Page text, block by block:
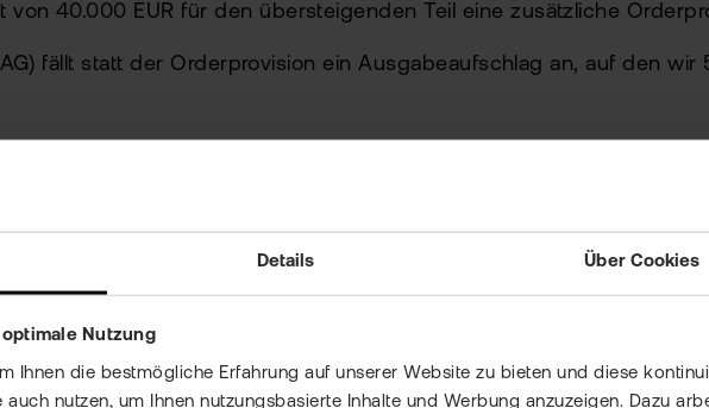
Details Über Cookies
Nutzung
Ihnen die bestmögliche Erfahrung auf unserer Website zu bieten und diese
nutzen, um Ihnen nutzungsbasierte Inhalte und Werbung anzuzeigen. Dazu
40.000 EUR für den übersteigenden Teil eine zusätzliche
fällt statt der Orderprovision ein Ausgabeaufschlag an, auf den wir